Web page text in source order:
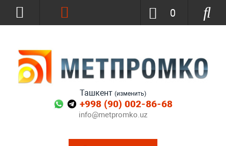
Ташкент (изменить)
+998 (90) 002-86-68
info@metpromko.uz
0